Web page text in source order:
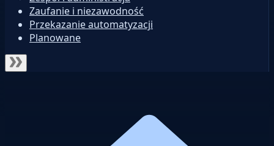
Zaufanie i niezawodność
Przekazanie automatyzacji
Planowane